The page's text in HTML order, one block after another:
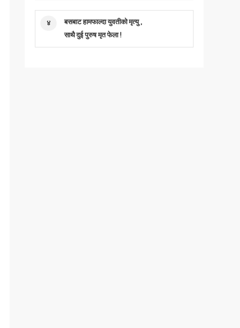
४
बसबाट हामफाल्दा युवतीको मृत्यु ,
साथै दुई पुरुष मृत फेला !